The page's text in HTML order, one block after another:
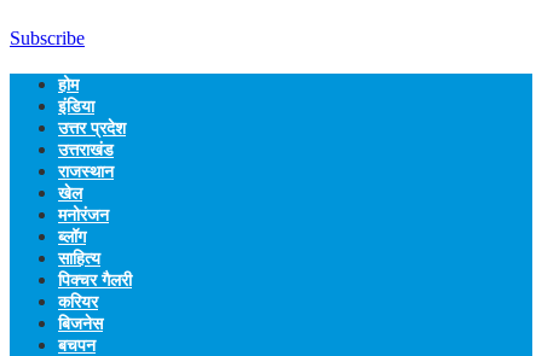
Subscribe
होम
इंडिया
उत्तर प्रदेश
उत्तराखंड
राजस्थान
खेल
मनोरंजन
ब्लॉग
साहित्य
पिक्चर गैलरी
करियर
बिजनेस
बचपन